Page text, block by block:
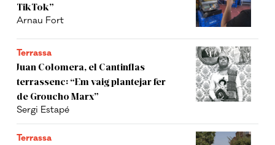
TikTok”
Arnau Fort
Terrassa
Juan Colomera, el Cantinflas
terrassenc: “Em vaig plantejar fer
de Groucho Marx”
Sergi Estapé
Terrassa